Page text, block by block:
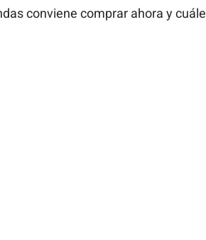
conviene comprar ahora y